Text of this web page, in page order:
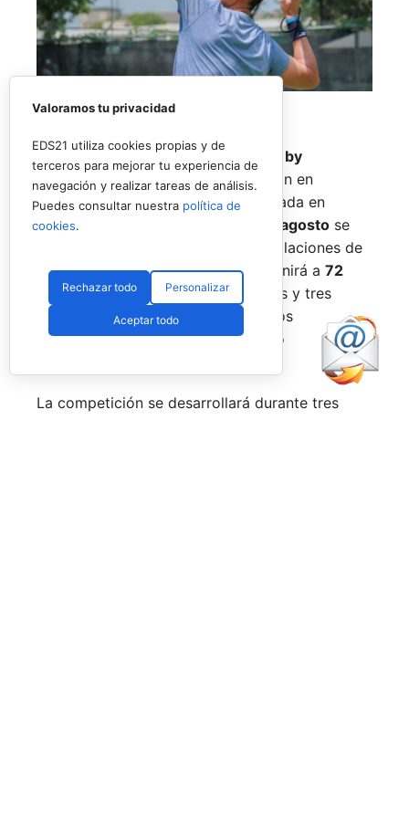
ElRafa Nadal Academy Padel Tour by
Playtomic
cerrará su primera edición en
Estados Unidos con una última parada en
Nueva York
14 al 16 de agosto se
disputará el torneo final en las instalaciones de
Reserve Hudson Yards. La cita reunirá a 72
jugadores, repartidos en 36 parejas y tres
categorías, para decidir a los últimos
campeones del circuito en territorio
La competición se desarrollará durante tres
Valoramos tu privacidad
EDS21 utiliza cookies propias y de
terceros para mejorar tu experiencia de
navegación y realizar tareas de análisis.
Puedes consultar nuestra política de
cookies.
Rechazar todo Personalizar
Aceptar todo